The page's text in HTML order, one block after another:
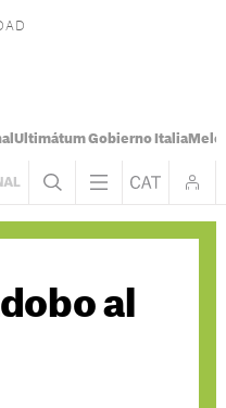
Ultimátum Gobierno Italia
al